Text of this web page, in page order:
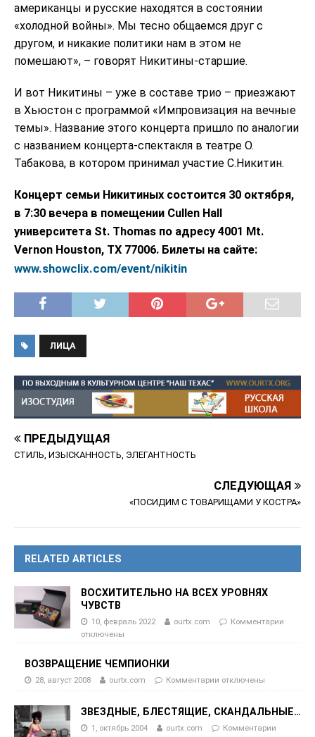
американцы и русские находятся в состоянии
«холодной войны». Мы тесно общаемся друг с
другом, и никакие политики нам в этом не
помешают», – говорят Никитины-старшие.
И вот Никитины – уже в составе трио – приезжают
в Хьюстон с программой «Импровизация на вечные
темы». Название этого концерта пришло по аналогии
с названием концерта-спектакля в театре О.
Табакова, в котором принимал участие С.Никитин.
Концерт семьи Никитиных состоится 30 октября,
в 7:30 вечера в помещении Cullen Hall
университета St. Thomas по адресу 4001 Mt.
Vernon Houston, TX 77006. Билеты на сайте:
www.showclix.com/event/nikitin
ЛИЦА
ПРЕДЫДУЩАЯ
СТИЛЬ, ИЗЫСКАННОСТЬ, ЭЛЕГАНТНОСТЬ
СЛЕДУЮЩАЯ
«ПОСИДИМ С ТОВАРИЩАМИ У КОСТРА»
RELATED ARTICLES
ВОСХИТИТЕЛЬНО НА ВСЕХ УРОВНЯХ
ЧУВСТВ
10, февраль 2022 ourtx.com
Комментарии
отключены
ВОЗВРАЩЕНИЕ ЧЕМПИОНКИ
28, август 2008 ourtx.com Комментарии отключены
ЗВЕЗДНЫЕ, БЛЕСТЯЩИЕ, СКАНДАЛЬНЫЕ…
1, октябрь 2004 ourtx.com
Комментарии